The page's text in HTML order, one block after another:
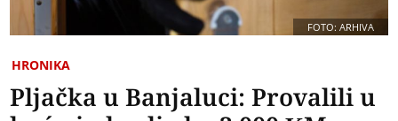
FOTO: ARHIVA
HRONIKA
Pljačka u Banjaluci: Provalili u